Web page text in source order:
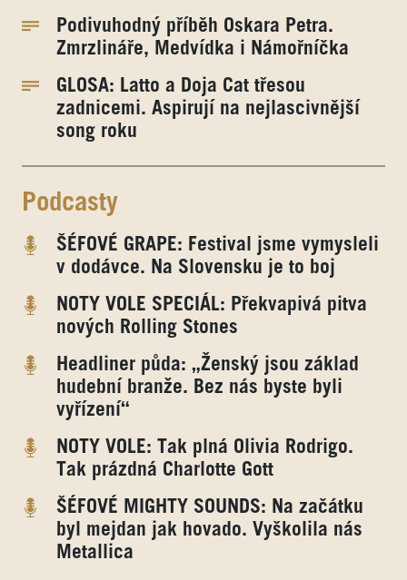
Podivuhodný příběh Oskara Petra.
Zmrzlináře, Medvídka i Námořníčka
GLOSA: Latto a Doja Cat třesou
zadnicemi. Aspirují na nejlascivnější
song roku
Podcasty
ŠÉFOVÉ GRAPE: Festival jsme vymysleli
v dodávce. Na Slovensku je to boj
NOTY VOLE SPECIÁL: Překvapivá pitva
nových Rolling Stones
Headliner půda: „Ženský jsou základ
hudební branže. Bez nás byste byli
vyřízení“
NOTY VOLE: Tak plná Olivia Rodrigo.
Tak prázdná Charlotte Gott
ŠÉFOVÉ MIGHTY SOUNDS: Na začátku
byl mejdan jak hovado. Vyškolila nás
Metallica